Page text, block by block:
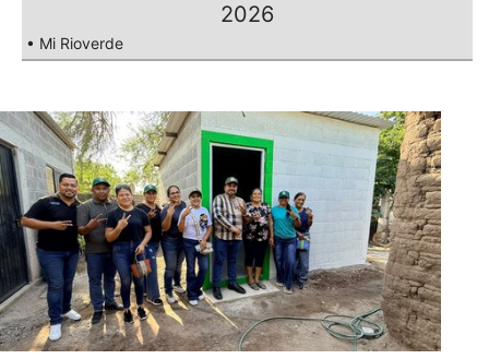
2026
• Mi Rioverde